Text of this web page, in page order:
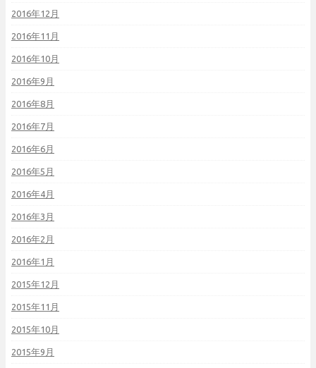
2016年12月
2016年11月
2016年10月
2016年9月
2016年8月
2016年7月
2016年6月
2016年5月
2016年4月
2016年3月
2016年2月
2016年1月
2015年12月
2015年11月
2015年10月
2015年9月